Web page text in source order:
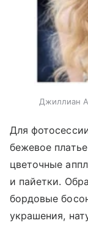
Джиллиан
Для
бежевое
цветочные
и пайетки.
бордовые
украшения,